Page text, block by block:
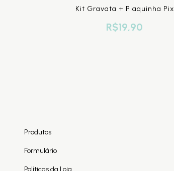
Kit Gravata + Plaquinha Pix
R$19,90
Produtos
Formulário